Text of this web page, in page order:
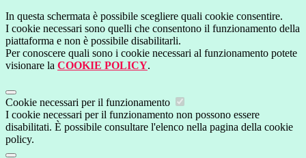
In questa schermata è possibile scegliere quali cookie consentire.
I cookie necessari sono quelli che consentono il funzionamento della
piattaforma e non è possibile disabilitarli.
Per conoscere quali sono i cookie necessari al funzionamento potete
visionare la COOKIE POLICY.
Cookie necessari per il funzionamento
I cookie necessari per il funzionamento non possono essere
disabilitati. È possibile consultare l'elenco nella pagina della cookie
policy.